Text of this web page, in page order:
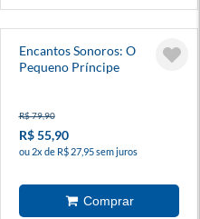
Encantos Sonoros: O
Pequeno Príncipe
R$ 79,90
R$ 55,90
ou 2x de R$ 27,95 sem juros